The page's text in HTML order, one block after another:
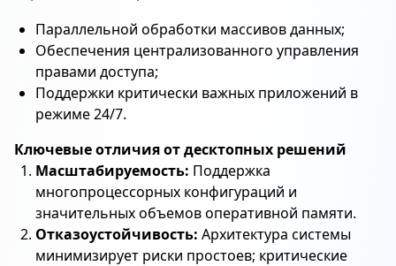
Параллельной обработки массивов данных;
Обеспечения централизованного управления
правами доступа;
Поддержки критически важных приложений в
режиме 24/7.
Ключевые отличия от десктопных решений
Масштабируемость: Поддержка
многопроцессорных конфигураций и
значительных объемов оперативной памяти.
Отказоустойчивость: Архитектура системы
минимизирует риски простоев; критические